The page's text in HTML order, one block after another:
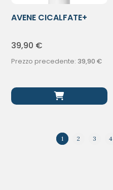
AVENE CICALFATE+
39,90 €
Prezzo precedente: 39,90 €
1 2 3 4